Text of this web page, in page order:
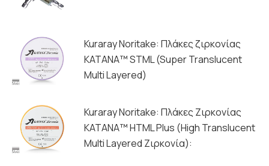
Kuraray Noritake: Πλάκες ζιρκονίας
ΚΑΤΑΝΑ™ STML (Super Translucent
Multi Layered)
Kuraray Noritake: Πλάκες Ζιρκονίας
ΚΑΤΑΝΑ™ HTML Plus (High Translucent
Multi Layered Ζιρκονία):